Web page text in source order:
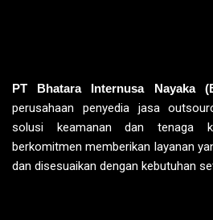
PT Bhatara Internusa Nayaka
perusahaan penyedia jasa
solusi keamanan dan tenaga
berkomitmen memberikan layanan
dan disesuaikan dengan kebutuhan